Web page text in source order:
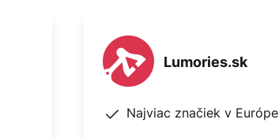
Lumories.sk
Najviac značiek v Európe